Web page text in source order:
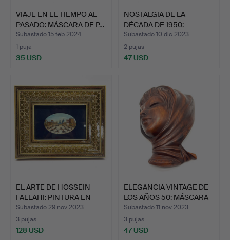
VIAJE EN EL TIEMPO AL
PASADO: MÁSCARA DE P…
Subastado 15 feb 2024
1 puja
35 USD
NOSTALGIA DE LA
DÉCADA DE 1950:
MÁSCARAS D…
Subastado 10 dic 2023
2 pujas
47 USD
EL ARTE DE HOSSEIN
FALLAHI: PINTURA EN
MIN…
Subastado 29 nov 2023
3 pujas
128 USD
ELEGANCIA VINTAGE DE
LOS AÑOS 50: MÁSCARA
…
Subastado 11 nov 2023
3 pujas
47 USD